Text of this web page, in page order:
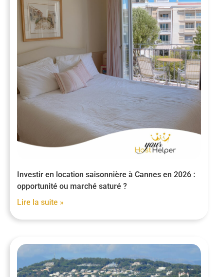
Investir en location saisonnière à Cannes en 2026 :
opportunité ou marché saturé ?
Lire la suite »